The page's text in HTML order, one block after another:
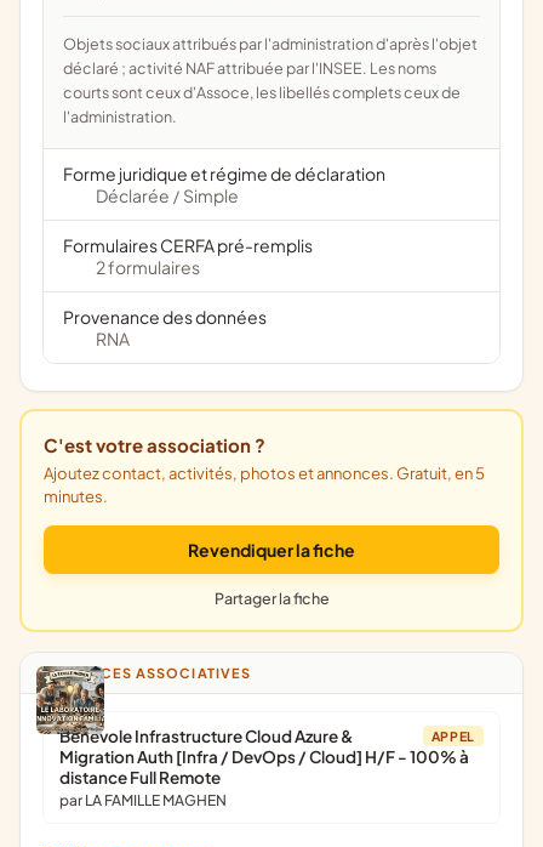
Objets sociaux attribués par l'administration d'après l'objet
déclaré ; activité NAF attribuée par l'INSEE. Les noms
courts sont ceux d'Assoce, les libellés complets ceux de
l'administration.
Forme juridique et régime de déclaration
Déclarée / Simple
Formulaires CERFA pré-remplis
2 formulaires
Provenance des données
RNA
C'est votre association ?
Ajoutez contact, activités, photos et annonces. Gratuit, en 5
minutes.
Revendiquer la fiche
Partager la fiche
ANNONCES ASSOCIATIVES
APPEL
Bénévole Infrastructure Cloud Azure &
Migration Auth [Infra / DevOps / Cloud] H/F - 100% à
distance Full Remote
par LA FAMILLE MAGHEN